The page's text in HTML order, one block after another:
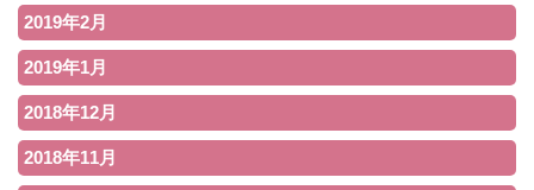
2019年2月
2019年1月
2018年12月
2018年11月